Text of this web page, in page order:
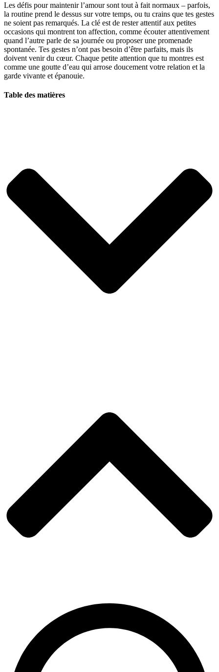
Les défis pour maintenir l’amour sont tout à fait normaux – parfois,
la routine prend le dessus sur votre temps, ou tu crains que tes gestes
ne soient pas remarqués. La clé est de rester attentif aux petites
occasions qui montrent ton affection, comme écouter attentivement
quand l’autre parle de sa journée ou proposer une promenade
spontanée. Tes gestes n’ont pas besoin d’être parfaits, mais ils
doivent venir du cœur. Chaque petite attention que tu montres est
comme une goutte d’eau qui arrose doucement votre relation et la
garde vivante et épanouie.
Table des matières